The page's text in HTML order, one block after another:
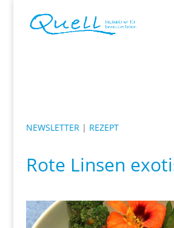
NEWSLETTER| REZEPT
Rote Linsen